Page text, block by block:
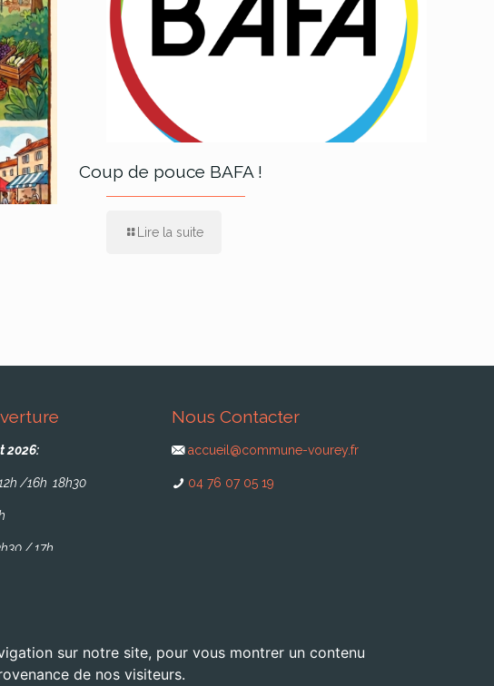
sur notre site, pour vous montrer un contenu
de nos visiteurs.
Coup de pouce BAFA !
Lire la suite
2026:
/16h 18h30
/ 17h
Nous Contacter
accueil@commune-vourey.fr
04 76 07 05 19